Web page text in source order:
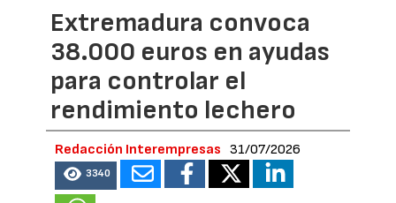
Extremadura convoca
38.000 euros en ayudas
para controlar el
rendimiento lechero
Redacción Interempresas 31/07/2026
3340